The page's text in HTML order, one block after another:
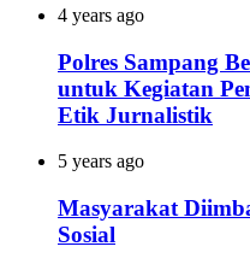
4 years ago
Polres Sampang
untuk Kegiatan
Etik Jurnalistik
5 years ago
Masyarakat
Sosial